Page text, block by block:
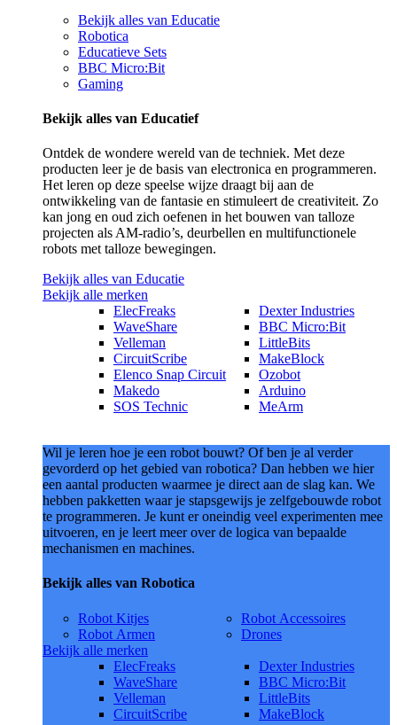
Bekijk alles van Educatie
Robotica
Educatieve Sets
BBC Micro:Bit
Gaming
Bekijk alles van Educatief
Ontdek de wondere wereld van de techniek. Met deze
producten leer je de basis van electronica en programmeren.
Het leren op deze speelse wijze draagt bij aan de
ontwikkeling van de fantasie en stimuleert de creativiteit. Zo
kan jong en oud zich oefenen in het bouwen van talloze
projecten als AM-radio’s, deurbellen en multifunctionele
robots met talloze bewegingen.
Bekijk alles van Educatie
Bekijk alle merken
ElecFreaks
WaveShare
Velleman
CircuitScribe
Elenco Snap Circuit
Makedo
SOS Technic
Dexter Industries
BBC Micro:Bit
LittleBits
MakeBlock
Ozobot
Arduino
MeArm
Wil je leren hoe je een robot bouwt? Of ben je al verder
gevorderd op het gebied van robotica? Dan hebben we hier
een aantal producten waarmee je direct aan de slag kan. We
hebben pakketten waar je stapsgewijs je zelfgebouwde robot
te programmeren. Je kunt er oneindig veel experimenten mee
uitvoeren, en je leert meer over de logica van bepaalde
mechanismen en machines.
Bekijk alles van Robotica
Robot Kitjes
Robot Armen
Robot Accessoires
Drones
Bekijk alle merken
ElecFreaks
WaveShare
Velleman
CircuitScribe
Dexter Industries
BBC Micro:Bit
LittleBits
MakeBlock